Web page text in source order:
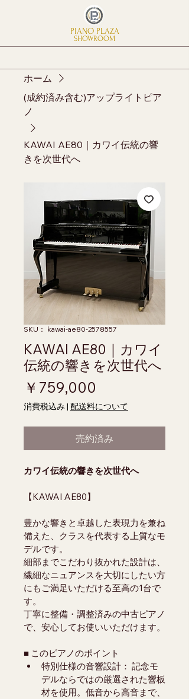
SHOWROOM
PIANO PLAZA
ホーム
(成約済み含む)アップライトピア
ノ
KAWAI AE80｜カワイ伝統の響
きを次世代へ
SKU： kawai-ae80-2578557
KAWAI AE80｜カワイ
伝統の響きを次世代へ
￥759,000
消費税込み | 配送料について
売約済み
カワイ伝統の響きを次世代へ
【KAWAI AE80】
豊かな響きと卓越した表現力を兼ね
備えた、クラスを代表する上質なモ
デルです。
細部までこだわり抜かれた設計は、
繊細なニュアンスを大切にしたい方
にもご満足いただける至高の1台で
す。
丁寧に整備・調整済みの中古ピアノ
で、安心してお使いいただけます。
■ このピアノのポイント
特別仕様の音響設計： 記念モ
デルならではの厳選された響板
材を使用。低音から高音まで、